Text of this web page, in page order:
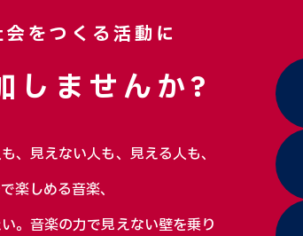
をつくる活動に
しませんか?
、見えない人も、見える人も、
楽しめる音楽、
。音楽の力で見えない壁を乗り